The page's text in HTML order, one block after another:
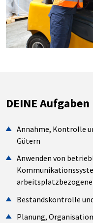
DEINE Aufgaben
Annahme, Kontrolle
Gütern
Anwenden von
Bestandskontrolle
Planung,